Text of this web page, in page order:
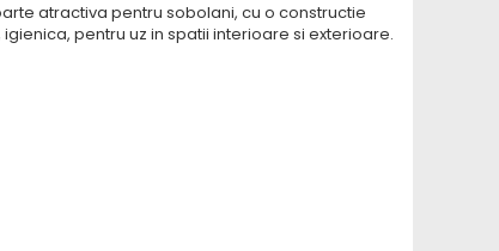
atractiva pentru sobolani, cu o constructie
pentru uz in spatii interioare si exterioare.